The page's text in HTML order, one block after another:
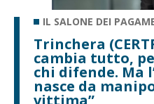
IL SALONE DEI
Trinchera
cambia tutto,
chi difende. Ma
nasce da
vittima”